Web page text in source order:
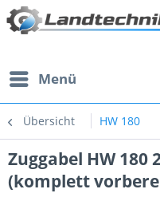
Menü
Übersicht HW 180
Zuggabel HW 180
(komplett